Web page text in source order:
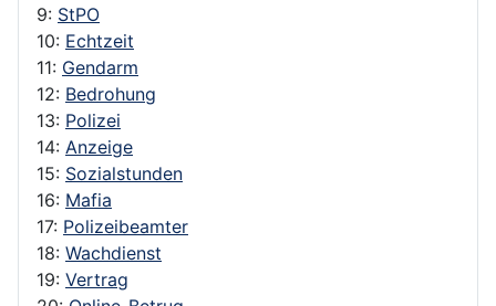
9: StPO
10: Echtzeit
11: Gendarm
12: Bedrohung
13: Polizei
14: Anzeige
15: Sozialstunden
16: Mafia
17: Polizeibeamter
18: Wachdienst
19: Vertrag